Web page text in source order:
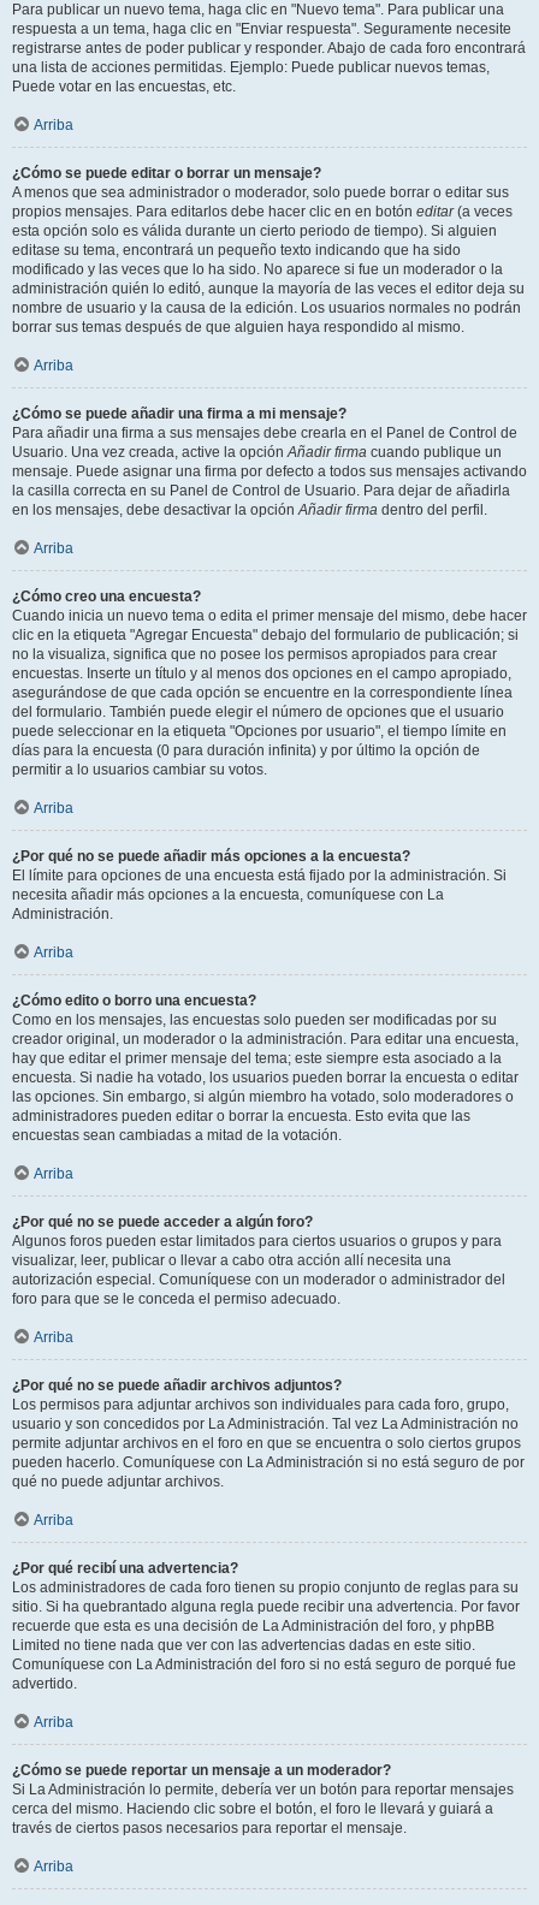
Para publicar un nuevo tema, haga clic en "Nuevo tema". Para publicar una
respuesta a un tema, haga clic en "Enviar respuesta". Seguramente necesite
registrarse antes de poder publicar y responder. Abajo de cada foro encontrará
una lista de acciones permitidas. Ejemplo: Puede publicar nuevos temas,
Puede votar en las encuestas, etc.
Arriba
¿Cómo se puede editar o borrar un mensaje?
A menos que sea administrador o moderador, solo puede borrar o editar sus
propios mensajes. Para editarlos debe hacer clic en en botón editar(a veces
esta opción solo es válida durante un cierto periodo de tiempo). Si alguien
editase su tema, encontrará un pequeño texto indicando que ha sido
modificado y las veces que lo ha sido. No aparece si fue un moderador o la
administración quién lo editó, aunque la mayoría de las veces el editor deja su
nombre de usuario y la causa de la edición. Los usuarios normales no podrán
borrar sus temas después de que alguien haya respondido al mismo.
Arriba
¿Cómo se puede añadir una firma a mi mensaje?
Para añadir una firma a sus mensajes debe crearla en el Panel de Control de
Usuario. Una vez creada, active la opciónAñadir firma cuando publique un
mensaje. Puede asignar una firma por defecto a todos sus mensajes activando
la casilla correcta en su Panel de Control de Usuario. Para dejar de añadirla
en los mensajes, debe desactivar la opciónAñadir firma dentro del perfil.
Arriba
¿Cómo creo una encuesta?
Cuando inicia un nuevo tema o edita el primer mensaje del mismo, debe hacer
clic en la etiqueta "Agregar Encuesta" debajo del formulario de publicación; si
no la visualiza, significa que no posee los permisos apropiados para crear
encuestas. Inserte un título y al menos dos opciones en el campo apropiado,
asegurándose de que cada opción se encuentre en la correspondiente línea
del formulario. También puede elegir el número de opciones que el usuario
puede seleccionar en la etiqueta "Opciones por usuario", el tiempo límite en
días para la encuesta (0 para duración infinita) y por último la opción de
permitir a lo usuarios cambiar su votos.
Arriba
¿Por qué no se puede añadir más opciones a la encuesta?
El límite para opciones de una encuesta está fijado por la administración. Si
necesita añadir más opciones a la encuesta, comuníquese con La
Administración.
Arriba
¿Cómo edito o borro una encuesta?
Como en los mensajes, las encuestas solo pueden ser modificadas por su
creador original, un moderador o la administración. Para editar una encuesta,
hay que editar el primer mensaje del tema; este siempre esta asociado a la
encuesta. Si nadie ha votado, los usuarios pueden borrar la encuesta o editar
las opciones. Sin embargo, si algún miembro ha votado, solo moderadores o
administradores pueden editar o borrar la encuesta. Esto evita que las
encuestas sean cambiadas a mitad de la votación.
Arriba
¿Por qué no se puede acceder a algún foro?
Algunos foros pueden estar limitados para ciertos usuarios o grupos y para
visualizar, leer, publicar o llevar a cabo otra acción allí necesita una
autorización especial. Comuníquese con un moderador o administrador del
foro para que se le conceda el permiso adecuado.
Arriba
¿Por qué no se puede añadir archivos adjuntos?
Los permisos para adjuntar archivos son individuales para cada foro, grupo,
usuario y son concedidos por La Administración. Tal vez La Administración no
permite adjuntar archivos en el foro en que se encuentra o solo ciertos grupos
pueden hacerlo. Comuníquese con La Administración si no está seguro de por
qué no puede adjuntar archivos.
Arriba
¿Por qué recibí una advertencia?
Los administradores de cada foro tienen su propio conjunto de reglas para su
sitio. Si ha quebrantado alguna regla puede recibir una advertencia. Por favor
recuerde que esta es una decisión de La Administración del foro, y phpBB
Limited no tiene nada que ver con las advertencias dadas en este sitio.
Comuníquese con La Administración del foro si no está seguro de porqué fue
advertido.
Arriba
¿Cómo se puede reportar un mensaje a un moderador?
Si La Administración lo permite, debería ver un botón para reportar mensajes
cerca del mismo. Haciendo clic sobre el botón, el foro le llevará y guiará a
través de ciertos pasos necesarios para reportar el mensaje.
Arriba